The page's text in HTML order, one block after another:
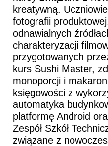
kreatywną.
fotografii
odnawialnych
charakteryzacji
przygotowanych
kurs Sushi Master,
monoporcji i
księgowości z
automatyka
platformę Android
Zespół Szkół
związane z